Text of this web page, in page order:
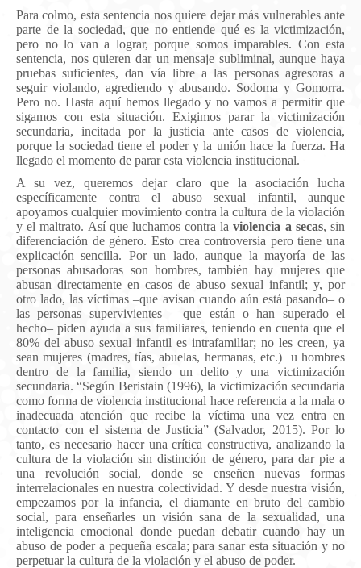
Para colmo, esta sentencia nos quiere dejar más vulnerables ante
parte de la sociedad, que no entiende qué es la victimización,
pero no lo van a lograr, porque somos imparables. Con esta
sentencia, nos quieren dar un mensaje subliminal, aunque haya
pruebas suficientes, dan vía libre a las personas agresoras a
seguir violando, agrediendo y abusando. Sodoma y Gomorra.
Pero no. Hasta aquí hemos llegado y no vamos a permitir que
sigamos con esta situación. Exigimos parar la victimización
secundaria, incitada por la justicia ante casos de violencia,
porque la sociedad tiene el poder y la unión hace la fuerza. Ha
llegado el momento de parar esta violencia institucional.
A su vez, queremos dejar claro que la asociación lucha
específicamente contra el abuso sexual infantil, aunque
apoyamos cualquier movimiento contra la cultura de la violación
y el maltrato. Así que luchamos contra laviolencia a secas, sin
diferenciación de género. Esto crea controversia pero tiene una
explicación sencilla. Por un lado, aunque la mayoría de las
personas abusadoras son hombres, también hay mujeres que
abusan directamente en casos de abuso sexual infantil; y, por
otro lado, las víctimas –que avisan cuando aún está pasando– o
las personas supervivientes – que están o han superado el
hecho– piden ayuda a sus familiares, teniendo en cuenta que el
80% del abuso sexual infantil es intrafamiliar; no les creen, ya
sean mujeres (madres, tías, abuelas, hermanas, etc.) u hombres
dentro de la familia, siendo un delito y una victimización
secundaria. “Según Beristain (1996), la victimización secundaria
como forma de violencia institucional hace referencia a la mala o
inadecuada atención que recibe la víctima una vez entra en
contacto con el sistema de Justicia” (Salvador, 2015). Por lo
tanto, es necesario hacer una crítica constructiva, analizando la
cultura de la violación sin distinción de género, para dar pie a
una revolución social, donde se enseñen nuevas formas
interrelacionales en nuestra colectividad. Y desde nuestra visión,
empezamos por la infancia, el diamante en bruto del cambio
social, para enseñarles un visión sana de la sexualidad, una
inteligencia emocional donde puedan debatir cuando hay un
abuso de poder a pequeña escala; para sanar esta situación y no
perpetuar la cultura de la violación y el abuso de poder.